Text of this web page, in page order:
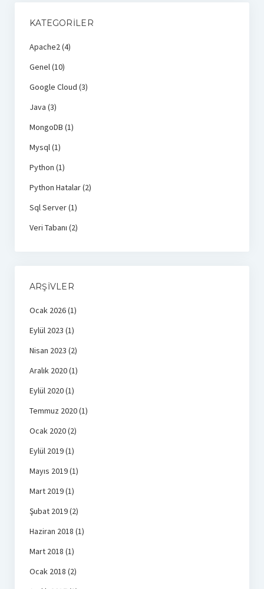
KATEGORILER
Apache2(4)
Genel(10)
Google Cloud (3)
Java (3)
MongoDB (1)
Mysql(1)
Python (1)
Python Hatalar(2)
Sql Server(1)
Veri Tabanı (2)
ARŞIVLER
Ocak 2026(1)
Eylül 2023 (1)
Nisan 2023 (2)
Aralık 2020(1)
Eylül 2020(1)
Temmuz 2020(1)
Ocak 2020(2)
Eylül 2019(1)
Mayıs 2019(1)
Mart 2019(1)
Şubat 2019(2)
Haziran 2018 (1)
Mart 2018 (1)
Ocak 2018 (2)